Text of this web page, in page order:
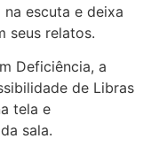
escuta e deixa
seus relatos.
Deficiência, a
de Libras
tela e
sala.